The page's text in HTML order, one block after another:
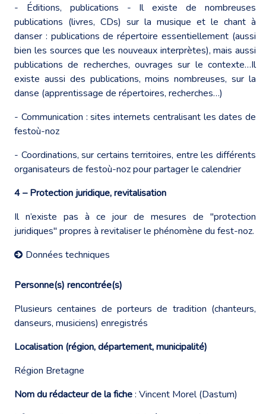
- Éditions, publications - Il existe de nombreuses
publications (livres, CDs) sur la musique et le chant à
danser : publications de répertoire essentiellement (aussi
bien les sources que les nouveaux interprètes), mais aussi
publications de recherches, ouvrages sur le contexte…Il
existe aussi des publications, moins nombreuses, sur la
danse (apprentissage de répertoires, recherches…)
- Communication : sites internets centralisant les dates de
festoù-noz
- Coordinations, sur certains territoires, entre les différents
organisateurs de festoù-noz pour partager le calendrier
4 – Protection juridique, revitalisation
Il n’existe pas à ce jour de mesures de "protection
juridiques" propres à revitaliser le phénomène du fest-noz.
Données techniques
Personne(s) rencontrée(s)
Plusieurs centaines de porteurs de tradition (chanteurs,
danseurs, musiciens) enregistrés
Localisation (région, département, municipalité)
Région Bretagne
Nom du rédacteur de la fiche: Vincent Morel (Dastum)